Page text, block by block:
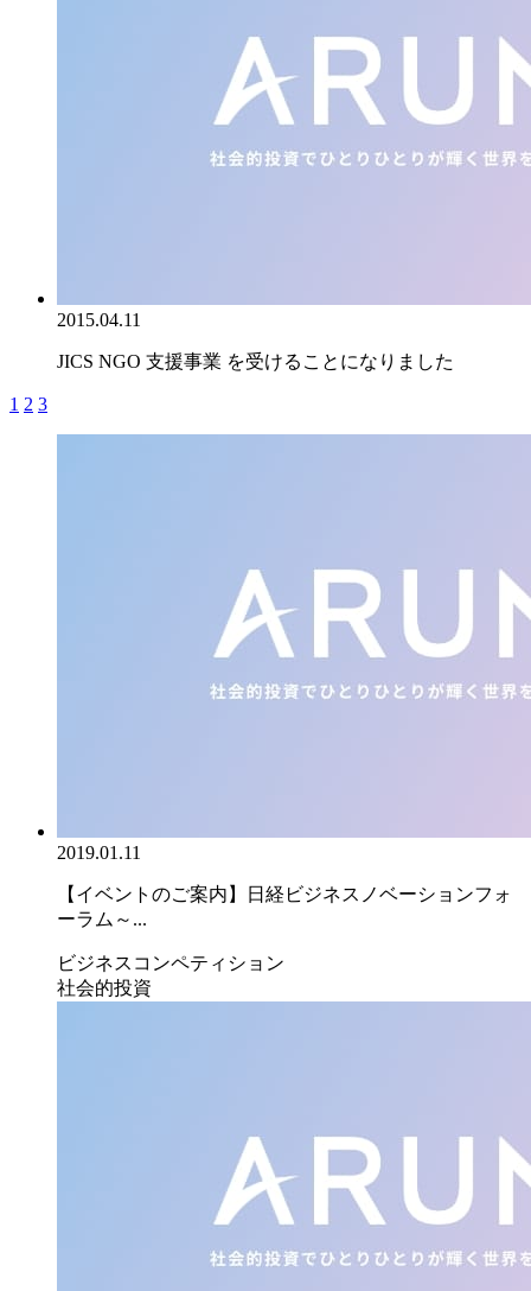
2015.04.11
JICS NGO 支援事業 を受けることになりました
1 2 3
2019.01.11
【イベントのご案内】日経ビジネスノベーションフォ
ーラム～...
ビジネスコンペティション
社会的投資